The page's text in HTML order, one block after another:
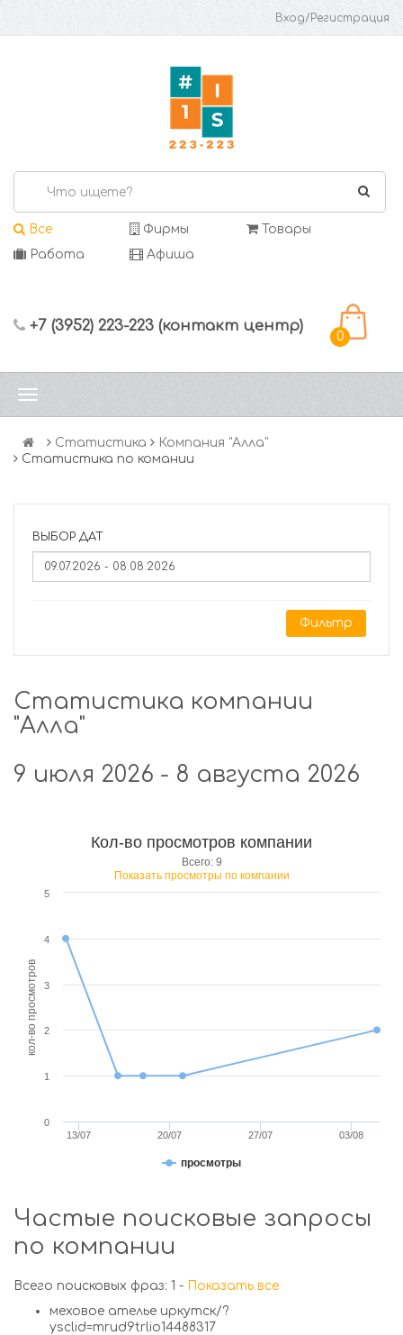
Вход/Регистрация
Все Фирмы
Товары
Работа
Афиша
+7 (3952) 223-223 (контакт центр)
0
Статистика
Компания "Алла"
Статистика по комании
ВЫБОР ДАТ
Фильтр
Статистика компании
"Алла"
9 июля 2026 - 8 августа 2026
кол-во просмотров
Кол-во просмотров компании
Всего: 9
Показать просмотры по компании
просмотры
13/07 20/07 27/07 03/08
0
1
2
3
4
5
Частые поисковые запросы
по компании
Всего поисковых фраз: 1 - Показать все
меховое ателье иркутск/?
ysclid=mrud9trlio14488317